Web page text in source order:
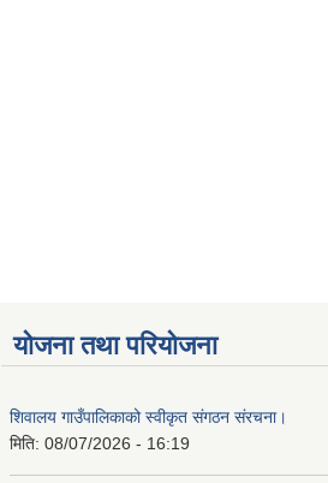
योजना तथा परियोजना
शिवालय गाउँपालिकाको स्वीकृत संगठन संरचना।
मिति: 08/07/2026 - 16:19